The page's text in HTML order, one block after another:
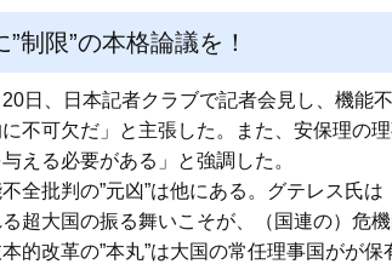
制限”の本格論議を！
日、日本記者クラブで記者会見し、機能
不可欠だ」と主張した。また、安保理の
える必要がある」と強調した。
全批判の”元凶”は他にある。グテレス氏
超大国の振る舞いこそが、（国連の）危
的改革の”本丸”は大国の常任理事国がが